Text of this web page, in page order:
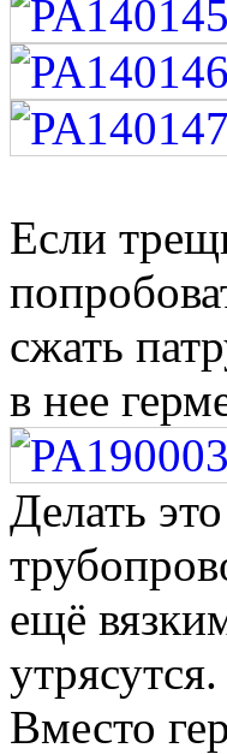
Если
сжать
в нее
Делать
ещё
утрясутся.
Вместо